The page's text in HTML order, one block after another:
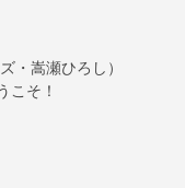
・嵩瀬ひろし）
こそ！